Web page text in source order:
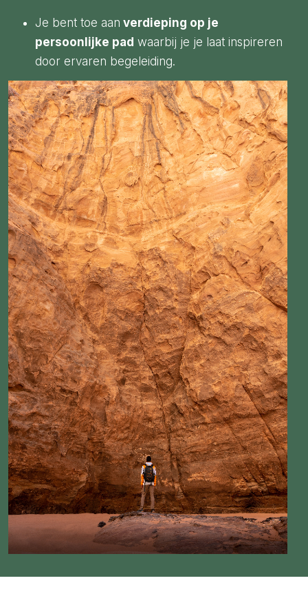
Je bent toe aan verdieping op je
persoonlijke pad waarbij je je laat inspireren
door ervaren begeleiding.